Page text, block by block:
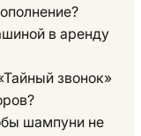
в аренду
звонок»
шампуни не